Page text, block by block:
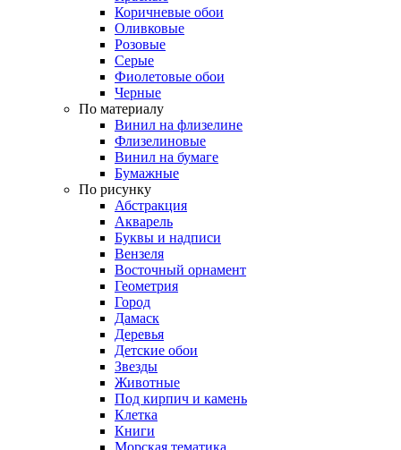
Коричневые обои
Оливковые
Розовые
Серые
Фиолетовые обои
Черные
По материалу
Винил на флизелине
Флизелиновые
Винил на бумаге
Бумажные
По рисунку
Абстракция
Акварель
Буквы и надписи
Вензеля
Восточный орнамент
Геометрия
Город
Дамаск
Деревья
Детские обои
Звезды
Животные
Под кирпич и камень
Клетка
Книги
Морская тематика